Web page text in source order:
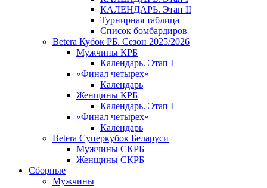
КАЛЕНДАРЬ. Этап II
Турнирная таблица
Список бомбардиров
Betera Кубок РБ. Сезон 2025/2026
Мужчины КРБ
Календарь. Этап I
«Финал четырех»
Календарь
Женщины КРБ
Календарь. Этап I
«Финал четырех»
Календарь
Betera Суперкубок Беларуси
Мужчины СКРБ
Женщины СКРБ
Сборные
Мужчины